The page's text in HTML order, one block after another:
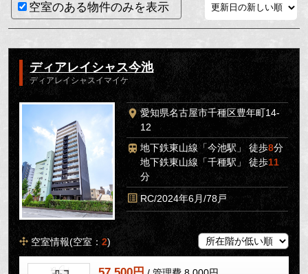
空室のある物件のみを表示
ディアレイシャス今池
ディアレイシャスイマイケ
愛知県名古屋市千種区豊年町14-
12
地下鉄東山線「今池駅」 徒歩8分
地下鉄東山線「千種駅」 徒歩11
分
RC/2024年6月/78戸
空室情報(空室：2)